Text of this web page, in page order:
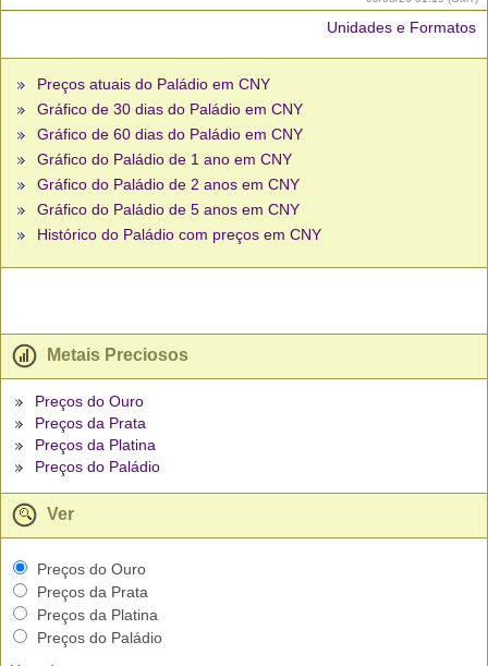
Unidades e Formatos
Preços atuais do Paládio em CNY
Gráfico de 30 dias do Paládio em CNY
Gráfico de 60 dias do Paládio em CNY
Gráfico do Paládio de 1 ano em CNY
Gráfico do Paládio de 2 anos em CNY
Gráfico do Paládio de 5 anos em CNY
Histórico do Paládio com preços em CNY
Metais Preciosos
Preços do Ouro
Preços da Prata
Preços da Platina
Preços do Paládio
Ver
Preços do Ouro
Preços da Prata
Preços da Platina
Preços do Paládio